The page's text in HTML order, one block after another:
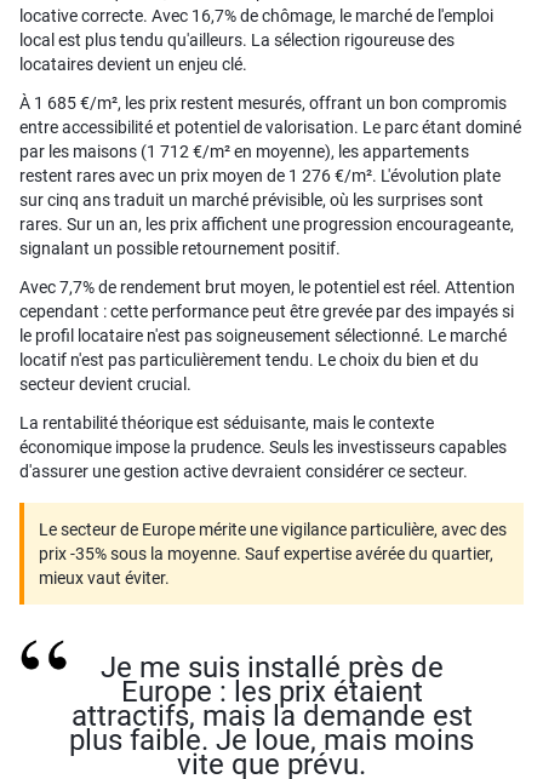
locative correcte. Avec 16,7% de chômage, le marché de l'emploi
local est plus tendu qu'ailleurs. La sélection rigoureuse des
locataires devient un enjeu clé.
À 1 685 €/m², les prix restent mesurés, offrant un bon compromis
entre accessibilité et potentiel de valorisation. Le parc étant dominé
par les maisons (1 712 €/m² en moyenne), les appartements
restent rares avec un prix moyen de 1 276 €/m². L'évolution plate
sur cinq ans traduit un marché prévisible, où les surprises sont
rares. Sur un an, les prix affichent une progression encourageante,
signalant un possible retournement positif.
Avec 7,7% de rendement brut moyen, le potentiel est réel. Attention
cependant : cette performance peut être grevée par des impayés si
le profil locataire n'est pas soigneusement sélectionné. Le marché
locatif n'est pas particulièrement tendu. Le choix du bien et du
secteur devient crucial.
La rentabilité théorique est séduisante, mais le contexte
économique impose la prudence. Seuls les investisseurs capables
d'assurer une gestion active devraient considérer ce secteur.
Le secteur de Europe mérite une vigilance particulière, avec des
prix -35% sous la moyenne. Sauf expertise avérée du quartier,
mieux vaut éviter.
Je me suis installé près de
Europe : les prix étaient
attractifs, mais la demande est
plus faible. Je loue, mais moins
vite que prévu.